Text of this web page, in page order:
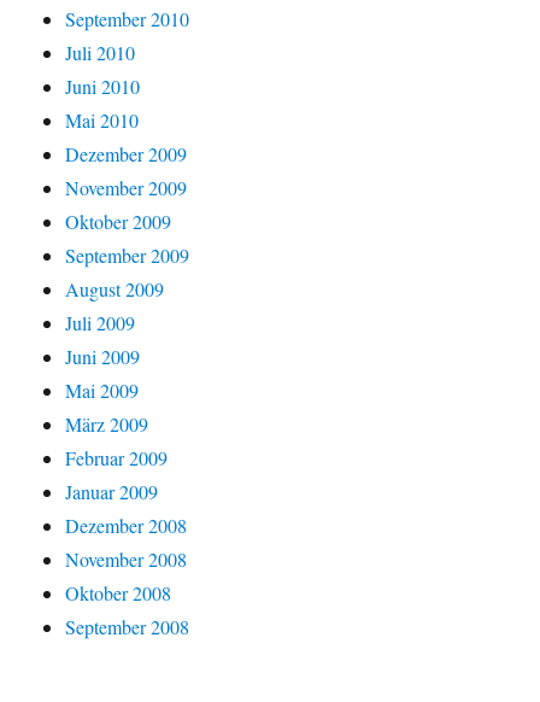
September 2010
Juli 2010
Juni 2010
Mai 2010
Dezember 2009
November 2009
Oktober 2009
September 2009
August 2009
Juli 2009
Juni 2009
Mai 2009
März 2009
Februar 2009
Januar 2009
Dezember 2008
November 2008
Oktober 2008
September 2008